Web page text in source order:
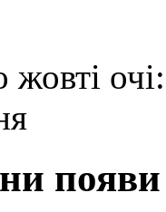
жовті
появи